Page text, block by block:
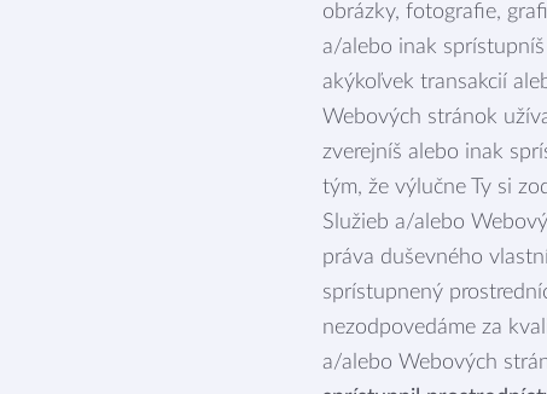
obrázky, fotografie,
a/alebo inak
akýkoľvek transakcií
Webových stránok
zverejníš alebo inak
tým, že výlučne Ty si
Služieb a/alebo
práva duševného
sprístupnený
nezodpovedáme za
a/alebo Webových